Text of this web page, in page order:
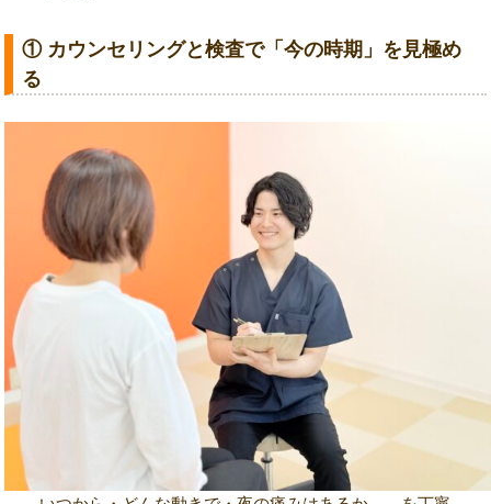
① カウンセリングと検査で「今の時期」を見極め
る